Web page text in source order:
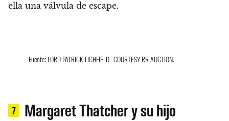
ella una válvula de escape.
Fuente: LORD PATRICK LICHFIELD -COURTESY RR AUCTION.
7 Margaret Thatcher y su hijo